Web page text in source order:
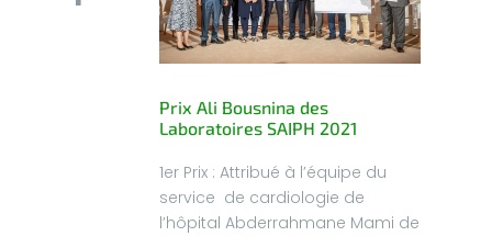
Prix Ali Bousnina des
Laboratoires SAIPH 2021
1er Prix : Attribué à l’équipe du
service de cardiologie de
l’hôpital Abderrahmane Mami de